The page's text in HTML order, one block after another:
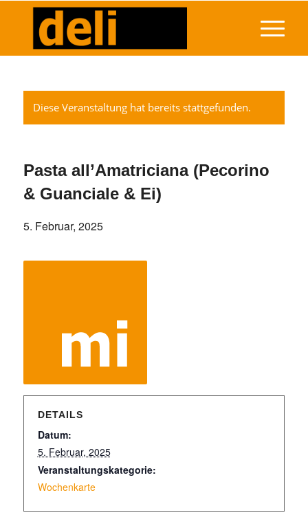
Diese Veranstaltung hat bereits stattgefunden.
Pasta all’Amatriciana (Pecorino
& Guanciale & Ei)
5. Februar, 2025
DETAILS
Datum:
5. Februar, 2025
Veranstaltungskategorie:
Wochenkarte